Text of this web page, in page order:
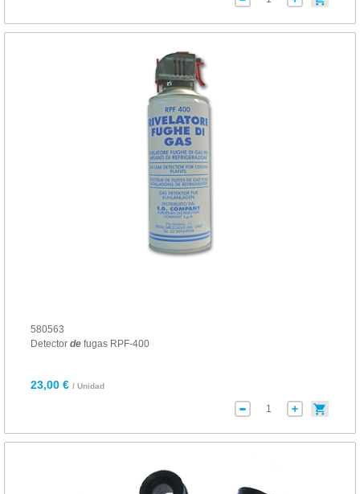
580563
Detector defugas RPF-400
23,00 € / Unidad